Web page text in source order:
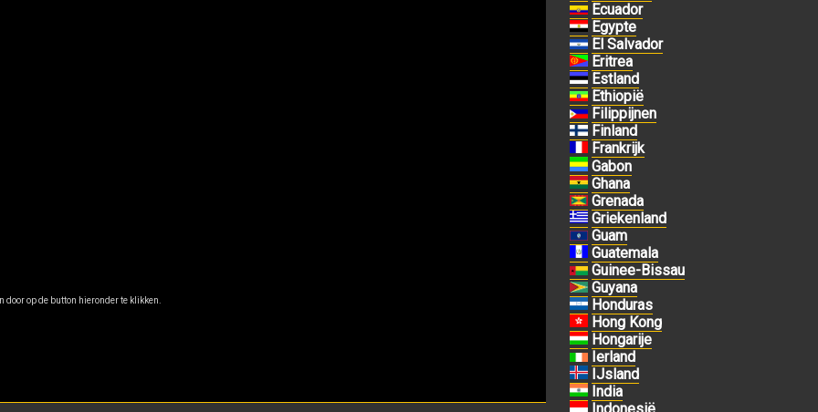
op de button hieronder te klikken.
Ecuador
Egypte
El Salvador
Eritrea
Estland
Ethiopië
Filippijnen
Finland
Frankrijk
Gabon
Ghana
Grenada
Griekenland
Guam
Guatemala
Guinee-Bissau
Guyana
Honduras
Hong Kong
Hongarije
Ierland
IJsland
India
Indonesië